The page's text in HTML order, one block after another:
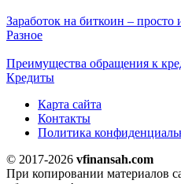
Заработок на биткоин – просто
Разное
Преимущества обращения к
Кредиты
Карта сайта
Контакты
Политика
© 2017-2026 vfinansah.com
При копировании материалов